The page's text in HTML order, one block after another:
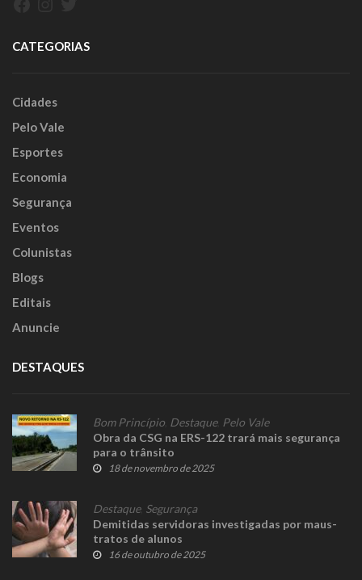
CATEGORIAS
Cidades
Pelo Vale
Esportes
Economia
Segurança
Eventos
Colunistas
Blogs
Editais
Anuncie
DESTAQUES
Bom Princípio Destaque, Pelo Vale
Obra da CSG na ERS-122 trará mais segurança
para o trânsito
18 de novembro de 2025
Destaque, Segurança
Demitidas servidoras investigadas por maus-
tratos de alunos
16 de outubro de 2025